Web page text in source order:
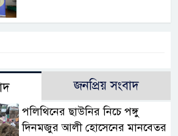
জনপ্রিয় সংবাদ
পলিথিনের ছাউনির নিচে পঙ্গু
দিনমজুর আলী হোসেনের মানবেতর